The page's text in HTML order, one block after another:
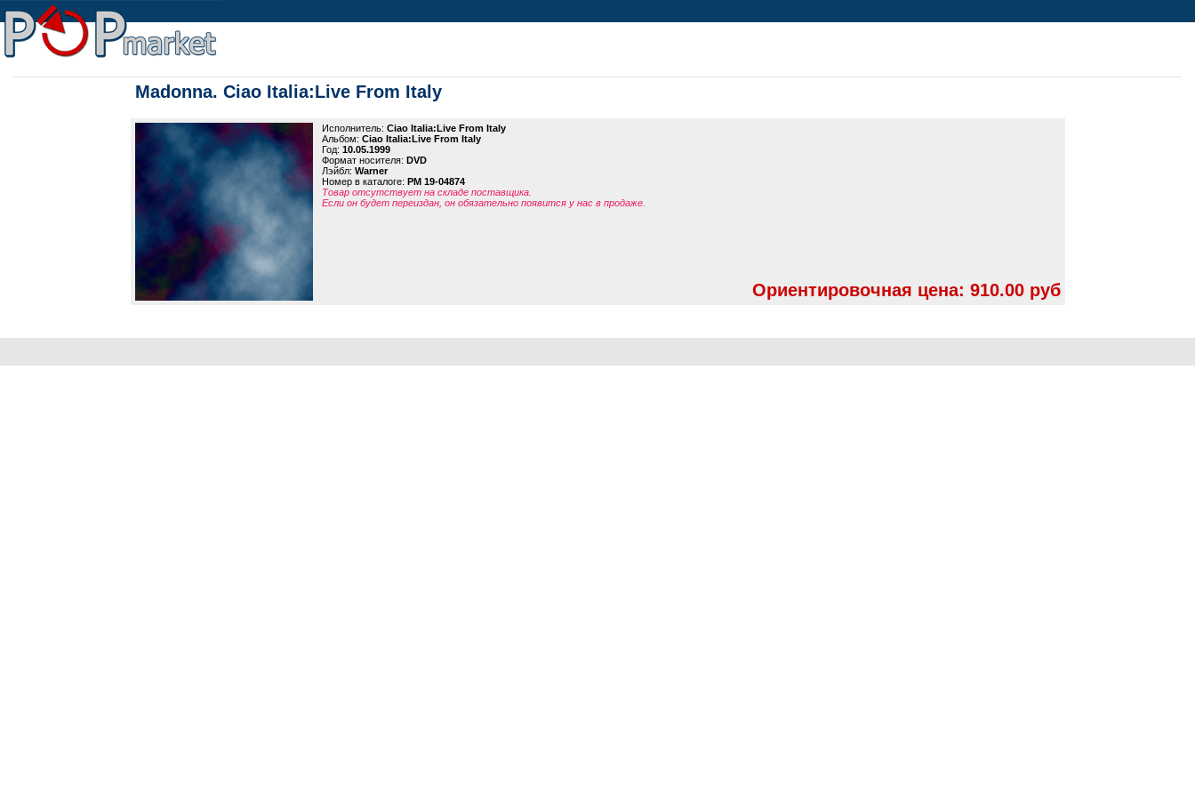
Madonna. Ciao Italia:Live From Italy
Исполнитель: Ciao Italia:Live From Italy
Альбом: Ciao Italia:Live From Italy
Год: 10.05.1999
Формат носителя: DVD
Лэйбл: Warner
Номер в каталоге: PM 19-04874
Товар отсутствует на складе поставщика.
Если он будет переиздан, он обязательно появится у нас в продаже.
Ориентировочная цена: 910.00 руб